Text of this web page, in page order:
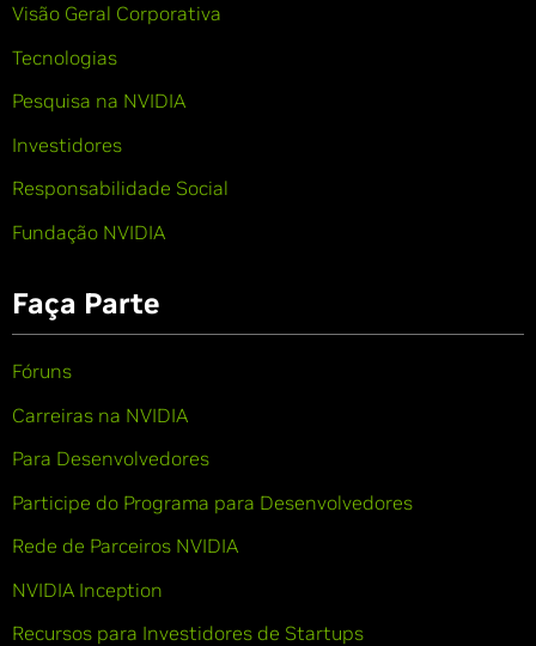
Visão Geral Corporativa
Tecnologias
Pesquisa na NVIDIA
Investidores
Responsabilidade Social
Fundação NVIDIA
Faça Parte
Fóruns
Carreiras na NVIDIA
Para Desenvolvedores
Participe do Programa para Desenvolvedores
Rede de Parceiros NVIDIA
NVIDIA Inception
Recursos para Investidores de Startups